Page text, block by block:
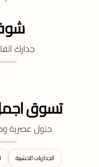
جدارك
تسوق
حلول عصرية
الجداريات الخشبية